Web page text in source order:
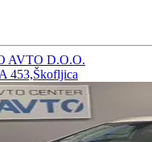
AVTO D.O.O.
453,Škofljica